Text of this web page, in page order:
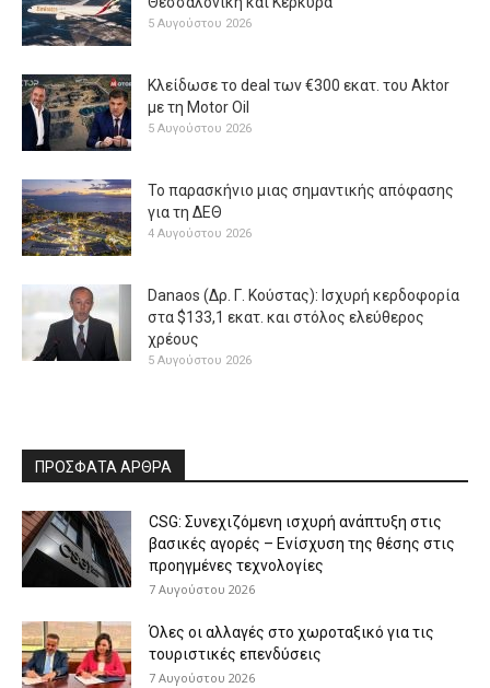
5 Αυγούστου 2026
Κλείδωσε το deal των €300 εκατ. του Aktor
με τη Μotor Oil
5 Αυγούστου 2026
Το παρασκήνιο μιας σημαντικής απόφασης
για τη ΔΕΘ
4 Αυγούστου 2026
Danaos (Δρ. Γ. Κούστας): Ισχυρή κερδοφορία
στα $133,1 εκατ. και στόλος ελεύθερος
χρέους
5 Αυγούστου 2026
ΠΡΟΣΦΑΤΑ ΑΡΘΡΑ
CSG: Συνεχιζόμενη ισχυρή ανάπτυξη στις
βασικές αγορές – Ενίσχυση της θέσης στις
προηγμένες τεχνολογίες
7 Αυγούστου 2026
Όλες οι αλλαγές στο χωροταξικό για τις
τουριστικές επενδύσεις
7 Αυγούστου 2026